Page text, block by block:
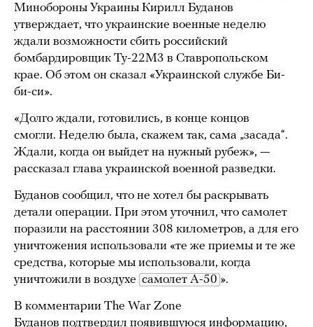
Минобороны Украины Кирилл Буданов
утверждает, что украинские военные неделю
ждали возможности сбить российский
бомбардировщик Ту-22М3 в Ставропольском
крае. Об этом он сказал «Украинской службе Би-
би-си».
«Долго ждали, готовились, в конце концов
смогли. Неделю была, скажем так, сама „засада“.
Ждали, когда он выйдет на нужный рубеж», —
рассказал глава украинской военной разведки.
Буданов сообщил, что не хотел бы раскрывать
детали операции. При этом уточнил, что самолет
поразили на расстоянии 308 километров, а для его
уничтожения использовали «те же приемы и те же
средства, которые мы использовали, когда
уничтожили в воздухе самолет А-50 ».
В комментарии The War Zone
Буданов подтвердил появившуюся информацию,